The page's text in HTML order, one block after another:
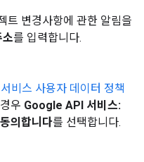
트 변경사항에 관한 알림을
소를 입력합니다.
비스 사용자 데이터 정책
우 Google API 서비스:
의합니다를 선택합니다.